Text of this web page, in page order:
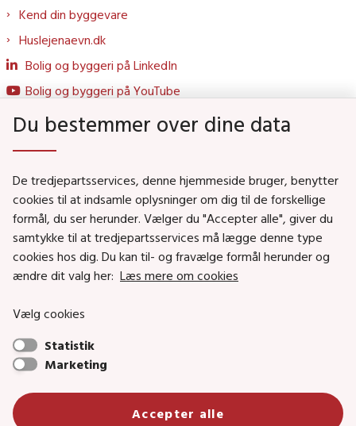
Kend din byggevare
Huslejenaevn.dk
Bolig og byggeri på LinkedIn
Bolig og byggeri på YouTube
Social- og Boligministeriet
Job i Social- og Boligstyrelsen
Puljer og tilskud
Nyhedsbreve
Social- og Boligstyrelsens nyheder som RSS feed
Social- og Boligstyrelsen • Tlf.: 72 42 37 00 •
sikkermail• EAN-nr.: 5798000354838 • CVR-nr.:
Du bestemmer over dine data
De tredjepartsservices, denne hjemmeside bruger, benytter
cookies til at indsamle oplysninger om dig til de forskellige
formål, du ser herunder. Vælger du "Accepter alle", giver du
samtykke til at tredjepartsservices må lægge denne type
cookies hos dig. Du kan til- og fravælge formål herunder og
ændre dit valg her: Læs mere om cookies
Vælg cookies
Statistik
Marketing
Accepter alle